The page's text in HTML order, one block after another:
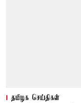
தமிழக செய்திகள்